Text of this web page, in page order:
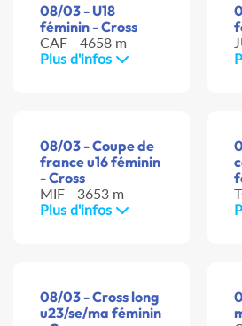
08/03 - U18
féminin - Cross
CAF - 4658 m
Plus d'infos
08/03 - Coupe de
france u16 féminin
- Cross
MIF - 3653 m
Plus d'infos
08/03 - Cross long
u23/se/ma féminin